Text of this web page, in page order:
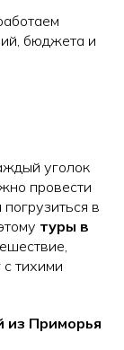
бюджета и
уголок
провести
в
туры в
тихими
из Приморья